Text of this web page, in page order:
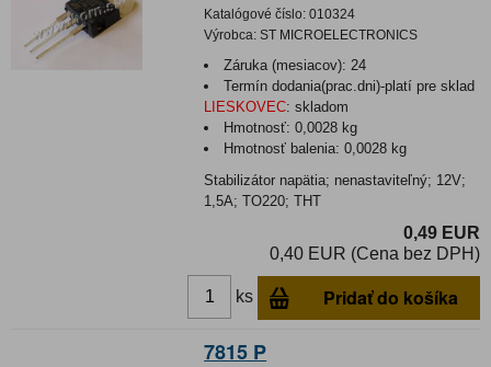
Katalógové číslo: 010324
Výrobca: ST MICROELECTRONICS
Záruka (mesiacov): 24
Termín dodania(prac.dni)-platí pre sklad
LIESKOVEC: skladom
Hmotnosť:0,0028 kg
Hmotnosť balenia:0,0028 kg
Stabilizátor napätia; nenastaviteľný; 12V;
1,5A; TO220; THT
0,49 EUR
0,40 EUR (Cena bez DPH)
ks Pridať do košíka
7815 P